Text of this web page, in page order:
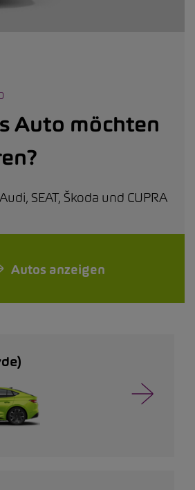
Auto möchten
SEAT, Škoda und CUPRA
Autos anzeigen